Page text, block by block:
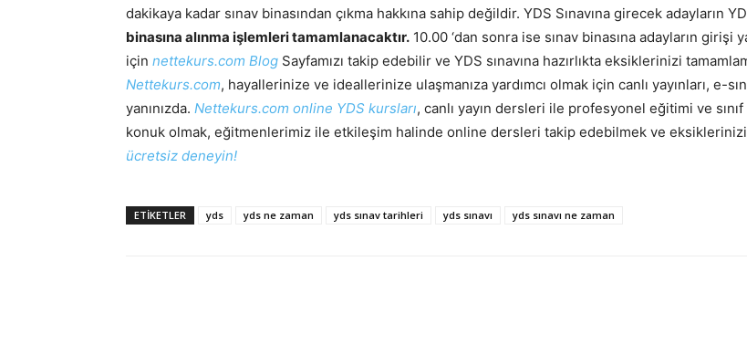
dakikaya kadar sınav binasından çıkma hakkına sahip değildir. YDS Sınavına girecek adayların
binasına alınma işlemleri tamamlanacaktır. 10.00 ‘dan sonra ise sınav binasına adayların girişi
için nettekurs.com Blog Sayfamızı takip edebilir ve YDS sınavına hazırlıkta eksiklerinizi
Nettekurs.com, hayallerinize ve ideallerinize ulaşmanıza yardımcı olmak için canlı yayınları, e-
yanınızda. Nettekurs.com online YDS kursları, canlı yayın dersleri ile profesyonel eğitimi ve
konuk olmak, eğitmenlerimiz ile etkileşim halinde online dersleri takip edebilmek ve
ücretsiz deneyin!
ETIKETLER yds yds ne zaman yds sınav tarihleri yds sınavı yds sınavı ne zaman